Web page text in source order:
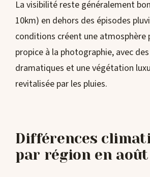
La visibilité reste généralement
10km) en dehors des épisodes
conditions créent une atmosphère
propice à la photographie, avec
dramatiques et une végétation
revitalisée par les pluies.
Différences
par région en août